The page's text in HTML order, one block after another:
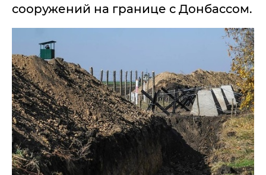
сооружений на границе с Донбассом.